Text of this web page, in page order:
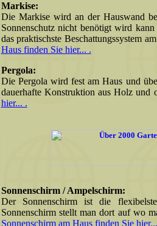
Markise:
Die Markise wird an der Hauswand
Sonnenschutz nicht benötigt wird
das praktischste Beschattungssystem
Haus finden Sie hier... .
Pergola:
Die Pergola wird fest am Haus und
dauerhafte Konstruktion aus Holz und
hier... .
Sonnenschirm / Ampelschirm:
Der Sonnenschirm ist die
Sonnenschirm stellt man dort auf wo
Sonnenschirm am Haus finden Sie